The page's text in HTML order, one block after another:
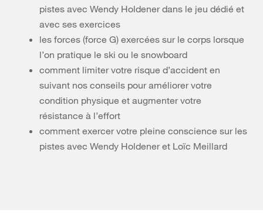
pistes avec Wendy Holdener dans le jeu dédié et
avec ses exercices
les forces (force G) exercées sur le corps lorsque
l’on pratique le ski ou le snowboard
comment limiter votre risque d’accident en
suivant nos conseils pour améliorer votre
condition physique et augmenter votre
résistance à l’effort
comment exercer votre pleine conscience sur les
pistes avec Wendy Holdener et Loïc Meillard